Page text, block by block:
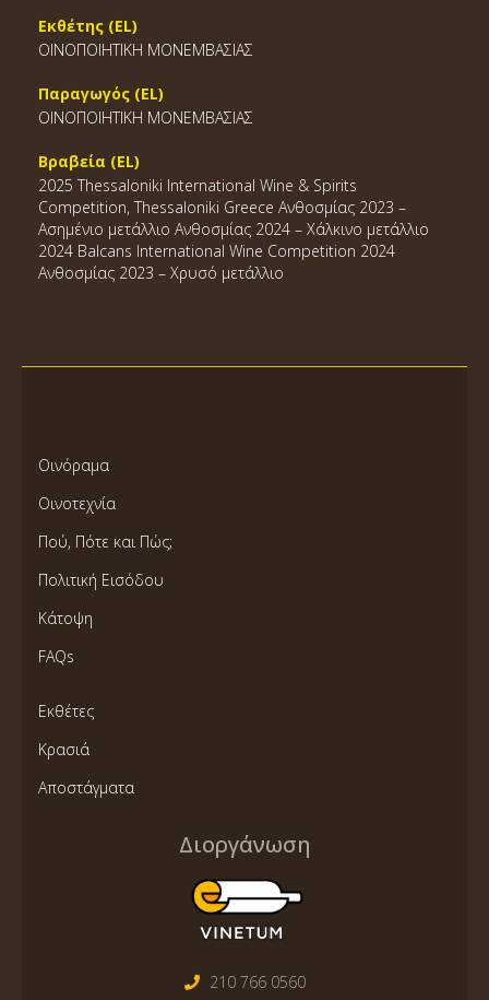
Εκθέτης (EL)
ΟΙΝΟΠΟΙΗΤΙΚΗ ΜΟΝΕΜΒΑΣΙΑΣ
Παραγωγός (EL)
ΟΙΝΟΠΟΙΗΤΙΚΗ ΜΟΝΕΜΒΑΣΙΑΣ
Βραβεία (EL)
2025 Thessaloniki International Wine & Spirits
Competition, Thessaloniki Greece Ανθοσμίας 2023 –
Ασημένιο μετάλλιο Ανθοσμίας 2024 – Χάλκινο μετάλλιο
2024 Balcans International Wine Competition 2024
Ανθοσμίας 2023 – Χρυσό μετάλλιο
Οινόραμα
Οινοτεχνία
Πού, Πότε και Πώς;
Πολιτική Εισόδου
Κάτοψη
FAQs
Εκθέτες
Κρασιά
Αποστάγματα
Διοργάνωση
210 766 0560